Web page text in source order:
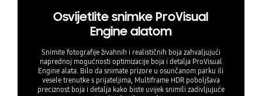
Osvijetlite snimke ProVisual
Engine alatom
naprednoj mogućnosti optimizacije boja i detalja ProVisual
Engine alata. Bilo da snimate prizore u osunčanom parku ili
vesele trenutke s prijateljima, Multiframe HDR poboljšava
preciznost boja i detalja kako biste uvijek snimili zadivljujuće
i realistične fotografije.